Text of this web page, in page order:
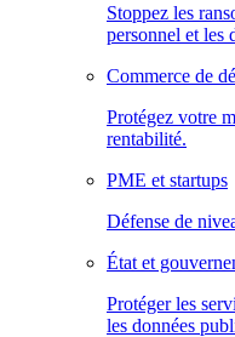
Stoppez les
personnel et les
Commerce de
Protégez votre
rentabilité.
PME et startups
Défense de
État et
Protéger les
les données